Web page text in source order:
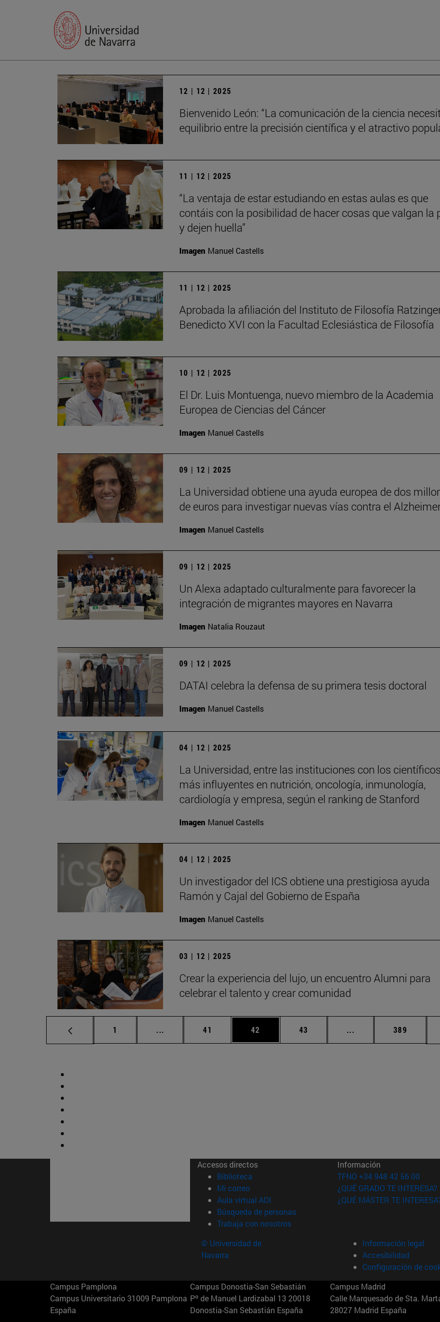
12 | 12 | 2025
Bienvenido León: “La comunicación de la ciencia
equilibrio entre la precisión científica y el atractivo
11 | 12 | 2025
“La ventaja de estar estudiando en estas aulas es que
contáis con la posibilidad de hacer cosas que valgan la
y dejen huella”
Imagen Manuel Castells
11 | 12 | 2025
Aprobada la afiliación del Instituto de Filosofía
Benedicto XVI con la Facultad Eclesiástica de Filosofía
10 | 12 | 2025
El Dr. Luis Montuenga, nuevo miembro de la Academia
Europea de Ciencias del Cáncer
Imagen Manuel Castells
09 | 12 | 2025
La Universidad obtiene una ayuda europea de dos
de euros para investigar nuevas vías contra el
Imagen Manuel Castells
09 | 12 | 2025
Un Alexa adaptado culturalmente para favorecer la
integración de migrantes mayores en Navarra
Imagen Natalia Rouzaut
09 | 12 | 2025
DATAI celebra la defensa de su primera tesis doctoral
Imagen Manuel Castells
04 | 12 | 2025
La Universidad, entre las instituciones con los
más influyentes en nutrición, oncología, inmunología,
cardiología y empresa, según el ranking de Stanford
Imagen Manuel Castells
04 | 12 | 2025
Un investigador del ICS obtiene una prestigiosa ayuda
Ramón y Cajal del Gobierno de España
Imagen Manuel Castells
03 | 12 | 2025
Crear la experiencia del lujo, un encuentro Alumni para
celebrar el talento y crear comunidad
Página
1 ... Páginas intermedias Use TAB para desplazarse.
Página
41 Página
42 Página
43 ... Páginas intermedias
Página
389
Accesos directos
Biblioteca (abre en nueva ventana)
Mi correo(abre en nueva ventana)
Aula virtual ADI (abre en nueva ventana)
Búsqueda de personas(abre en nueva ventana)
Trabaja con nosotros(abre en nueva ventana)
Información
TFNO +34 948 42 56 00
¿QUÉ GRADO TE INTERESA?
¿QUÉ MÁSTER TE
© Universidad de
Navarra
Información legal
Accesibilidad
Configuración de
Campus Pamplona
Campus Universitario 31009 Pamplona
España
Campus Donostia-San Sebastián
Pº de Manuel Lardizabal 13 20018
Donostia-San Sebastián España
Campus Madrid
Calle Marquesado de Sta.
28027 Madrid España